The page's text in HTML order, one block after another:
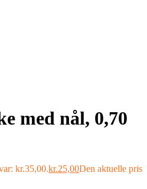
med nål, 0,70
kr.35,00.kr.25,00Den aktuelle pris